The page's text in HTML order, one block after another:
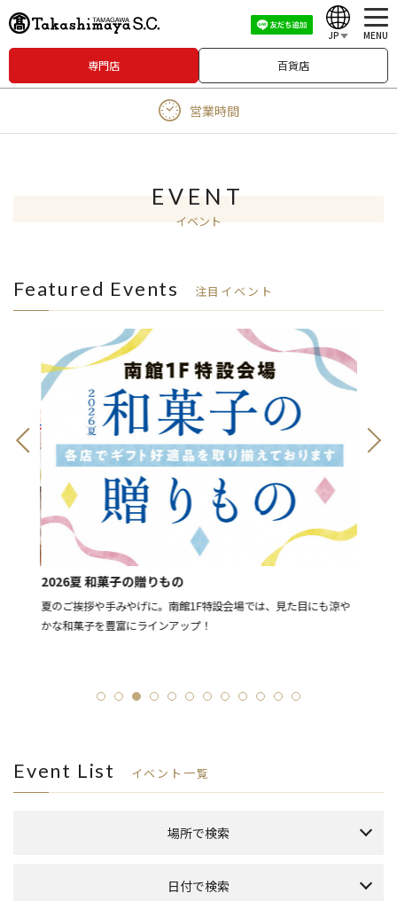
専門店 百貨店
JP
English
MENU
営業時間
EVENT
イベント
Featured Events 注目イベント
2026夏 和菓子の贈りもの
夏のご挨拶や手みやげに。南館1F特設会場では、見た目にも涼や
かな和菓子を豊富にラインアップ！
Event List イベント一覧
場所で検索
日付で検索